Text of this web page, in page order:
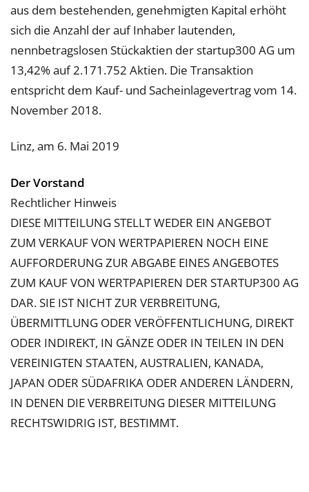
aus dem bestehenden, genehmigten Kapital erhöht
sich die Anzahl der auf Inhaber lautenden,
nennbetragslosen Stückaktien der startup300 AG um
13,42% auf 2.171.752 Aktien. Die Transaktion
entspricht dem Kauf- und Sacheinlagevertrag vom 14.
November 2018.
Linz, am 6. Mai 2019
Der Vorstand
Rechtlicher Hinweis
DIESE MITTEILUNG STELLT WEDER EIN ANGEBOT
ZUM VERKAUF VON WERTPAPIEREN NOCH EINE
AUFFORDERUNG ZUR ABGABE EINES ANGEBOTES
ZUM KAUF VON WERTPAPIEREN DER STARTUP300 AG
DAR. SIE IST NICHT ZUR VERBREITUNG,
ÜBERMITTLUNG ODER VERÖFFENTLICHUNG, DIREKT
ODER INDIREKT, IN GÄNZE ODER IN TEILEN IN DEN
VEREINIGTEN STAATEN, AUSTRALIEN, KANADA,
JAPAN ODER SÜDAFRIKA ODER ANDEREN LÄNDERN,
IN DENEN DIE VERBREITUNG DIESER MITTEILUNG
RECHTSWIDRIG IST, BESTIMMT.